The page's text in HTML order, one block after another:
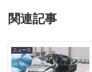
関連記事
ニュース